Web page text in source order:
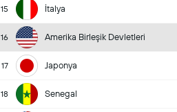
15 İtalya
16 Amerika Birleşik Devletleri
17 Japonya
18 Senegal